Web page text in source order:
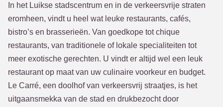
In het Luikse stadscentrum en in de verkeersvrije straten
eromheen, vindt u heel wat leuke restaurants, cafés,
bistro’s en brasserieën. Van goedkope tot chique
restaurants, van traditionele of lokale specialiteiten tot
meer exotische gerechten. U vindt er altijd wel een leuk
restaurant op maat van uw culinaire voorkeur en budget.
Le Carré, een doolhof van verkeersvrij straatjes, is het
uitgaansmekka van de stad en drukbezocht door